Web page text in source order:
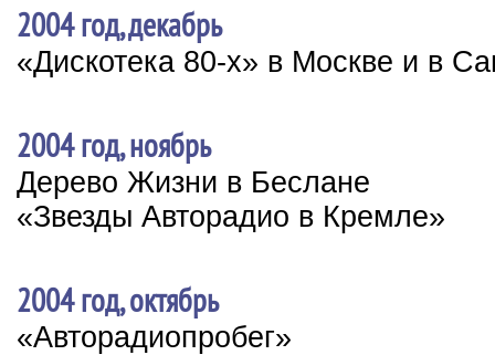
2004 год, декабрь
«Дискотека 80-х» в Москве и в
2004 год, ноябрь
Дерево Жизни в Беслане
«Звезды Авторадио в Кремле»
2004 год, октябрь
«Авторадиопробег»